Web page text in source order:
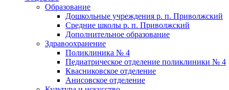
Образование
Дошкольные учреждения р. п. Приволжский
Средние школы р. п. Приволжский
Дополнительное образование
Здравоохранение
Поликлиника № 4
Педиатрическое отделение поликлиники № 4
Квасниковское отделение
Анисовское отделение